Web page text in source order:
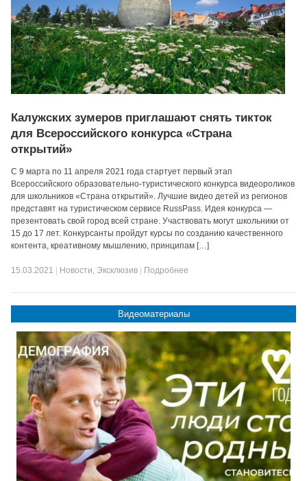
Калужских зумеров приглашают снять тикток
для Всероссийского конкурса «Страна
открытий»
С 9 марта по 11 апреля 2021 года стартует первый этап
Всероссийского образовательно-туристического конкурса видеороликов
для школьников «Страна открытий». Лучшие видео детей из регионов
представят на туристическом сервисе RussPass. Идея конкурса —
презентовать свой город всей стране. Участвовать могут школьники от
15 до 17 лет. Конкурсанты пройдут курсы по созданию качественного
контента, креативному мышлению, принципам […]
15.03.2021 Новости, Эксклюзив Подробнее
Видеоматериалы